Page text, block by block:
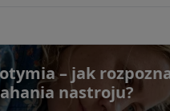
– jak
nastroju?